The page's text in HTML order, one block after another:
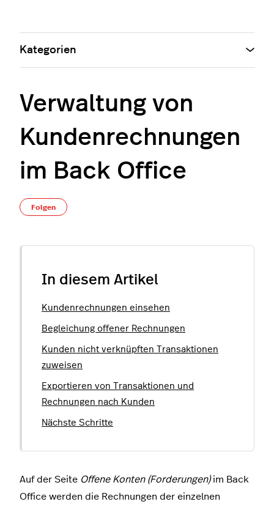
Verwaltung von
Kundenrechnungen
im Back Office
Folgen
In diesem Artikel
Kundenrechnungen einsehen
Begleichung offener Rechnungen
Kunden nicht verknüpften Transaktionen
zuweisen
Exportieren von Transaktionen und
Rechnungen nach Kunden
Nächste Schritte
Auf der Seite Offene Konten (Forderungen)im Back
Office werden die Rechnungen der einzelnen
Kategorien